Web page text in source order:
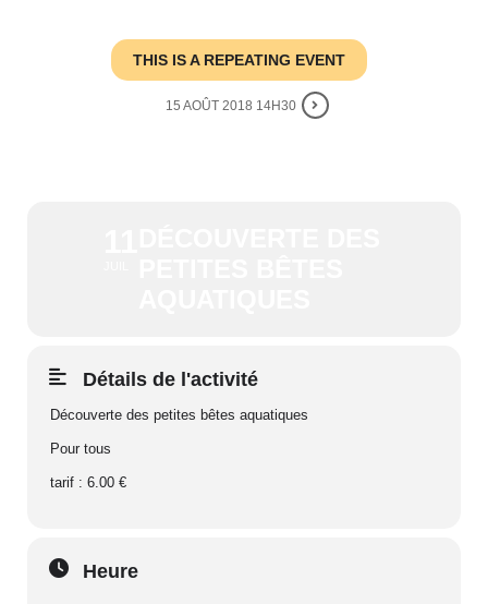
THIS IS A REPEATING EVENT
15 AOÛT 2018 14H30
Détails de l'activité
Découverte des petites bêtes aquatiques
Pour tous
tarif : 6.00 €
Heure